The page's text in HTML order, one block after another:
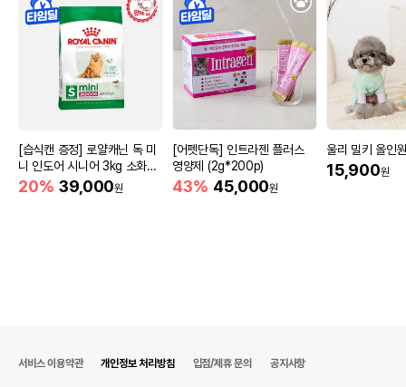
[습식캔 증정] 로얄캐닌 독 미
니 인도어 시니어 3kg 소화도
움
20% 39,000원
[어펫단독] 인트라젠 플러스
영양제 (2g*200p)
43% 45,000원
울리 밀키 올인
15,900원
서비스 이용약관 개인정보 처리방침 입점/제휴 문의 공지사항